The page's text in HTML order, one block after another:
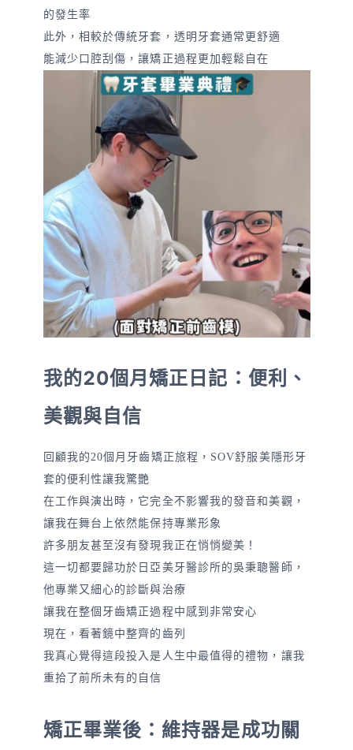
的發生率
此外，相較於傳統牙套，透明牙套通常更舒適
能減少口腔刮傷，讓矯正過程更加輕鬆自在
我的20個月矯正日記：便利、
美觀與自信
回顧我的20個月牙齒矯正旅程，SOV舒服美隱形牙
套的便利性讓我驚艷
在工作與演出時，它完全不影響我的發音和美觀，
讓我在舞台上依然能保持專業形象
許多朋友甚至沒有發現我正在悄悄變美！
這一切都要歸功於日亞美牙醫診所的吳秉聰醫師，
他專業又細心的診斷與治療
讓我在整個牙齒矯正過程中感到非常安心
現在，看著鏡中整齊的齒列
我真心覺得這段投入是人生中最值得的禮物，讓我
重拾了前所未有的自信
矯正畢業後：維持器是成功關